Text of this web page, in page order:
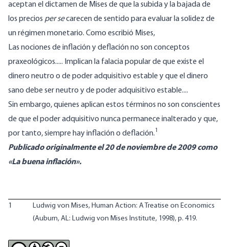
aceptan el dictamen de Mises de que la subida y la bajada de
los precios per secarecen de sentido para evaluar la solidez de
un régimen monetario. Como escribió Mises,
Las nociones de inflación y deflación no son conceptos
praxeológicos..... Implican la falacia popular de que existe el
dinero neutro o de poder adquisitivo estable y que el dinero
sano debe ser neutro y de poder adquisitivo estable....
Sin embargo, quienes aplican estos términos no son conscientes
de que el poder adquisitivo nunca permanece inalterado y que,
por tanto, siempre hay inflación o deflación.1
Publicado originalmente el 20 de noviembre de 2009 como
«La buena inflación».
1 Ludwig von Mises, Human Action: A Treatise on Economics
(Auburn, AL: Ludwig von Mises Institute, 1998), p. 419.